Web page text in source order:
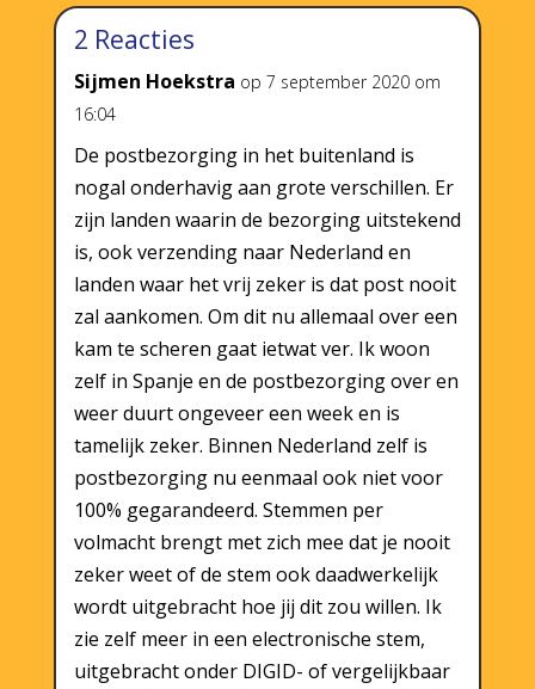
2 Reacties
Sijmen Hoekstra op 7 september 2020 om
16:04
De postbezorging in het buitenland is
nogal onderhavig aan grote verschillen. Er
zijn landen waarin de bezorging uitstekend
is, ook verzending naar Nederland en
landen waar het vrij zeker is dat post nooit
zal aankomen. Om dit nu allemaal over een
kam te scheren gaat ietwat ver. Ik woon
zelf in Spanje en de postbezorging over en
weer duurt ongeveer een week en is
tamelijk zeker. Binnen Nederland zelf is
postbezorging nu eenmaal ook niet voor
100% gegarandeerd. Stemmen per
volmacht brengt met zich mee dat je nooit
zeker weet of de stem ook daadwerkelijk
wordt uitgebracht hoe jij dit zou willen. Ik
zie zelf meer in een electronische stem,
uitgebracht onder DIGID- of vergelijkbaar